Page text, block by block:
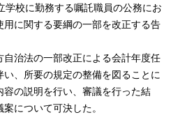
校に勤務する嘱託職員の公務にお
用に関する要綱の一部を改正する告
自治法の一部改正による会計年度任
い、所要の規定の整備を図ることに
容の説明を行い、審議を行った結
について可決した。